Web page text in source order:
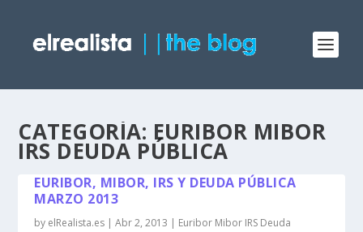
CATEGORÍA: EURIBOR MIBOR
IRS DEUDA PÚBLICA
EURIBOR, MIBOR, IRS Y DEUDA PÚBLICA
MARZO 2013
by elRealista.es |Abr 2, 2013 | Euribor Mibor IRS Deuda